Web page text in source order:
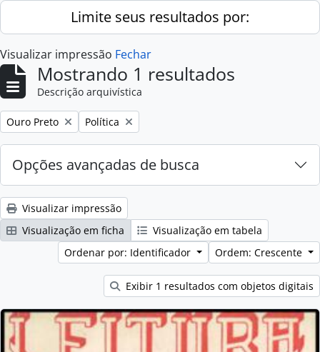
Skip to main contentLimite seus resultados por:
Visualizar impressão Fechar
Mostrando 1 resultados
Descrição arquivística
Remover filtro:
Ouro Preto Remover filtro:
Política
Opções avançadas de busca
Visualizar impressão
Visualização em ficha
Visualização em tabela
Ordenar por: Identificador
Ordem: Crescente
Exibir 1 resultados com objetos digitais